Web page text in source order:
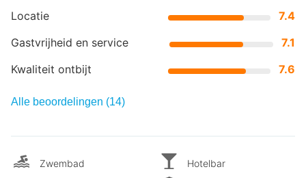
Locatie
7.4
Gastvrijheid en service
7.1
Kwaliteit ontbijt
7.6
Alle beoordelingen (14)
Zwembad
Hotelbar